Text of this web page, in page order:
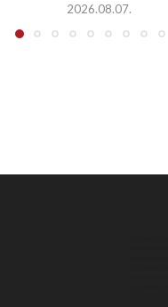
2026.08.07.